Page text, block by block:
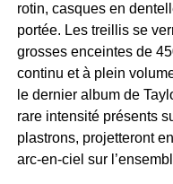
rotin, casques en
portée. Les treillis se
grosses enceintes de
continu et à plein
le dernier album de
rare intensité présents
plastrons, projetteront
arc-en-ciel sur